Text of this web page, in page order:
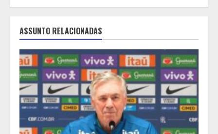
ASSUNTO RELACIONADAS